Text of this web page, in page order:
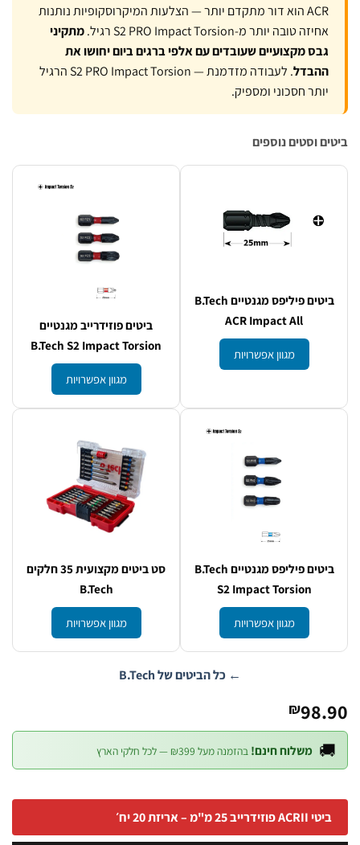
ACR הוא דור מתקדם יותר — הצלעות המיקרוסקופיות נותנות
אחיזה טובה יותר מ-S2 PRO Impact Torsion רגיל.
מתקיני
גבס מקצועיים שעובדים עם אלפי ברגים ביום יחושו את
ההבדל
. לעבודה מזדמנת — S2 PRO Impact Torsion הרגיל
יותר חסכוני ומספיק.
וסטים נוספים
ביטים פיליפס מגנטיים B.Tech
ACR Impact All
מגוון אפשרויות
ביטים פוזידרייב מגנטיים
B.Tech S2 Impact Torsion
מגוון אפשרויות
ביטים פיליפס מגנטיים B.Tech
S2 Impact Torsion
מגוון אפשרויות
סט ביטים מקצועית 35 חלקים
B.Tech
מגוון אפשרויות
← כל הביטים של B.Tech
₪
משלוח חינם! בהזמנה מעל ₪399 — לכל חלקי הארץ